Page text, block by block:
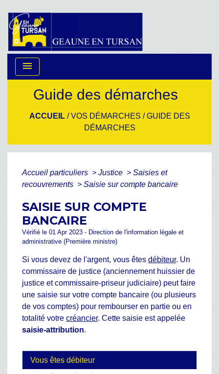
menu
Guide des démarches
ACCUEIL/VOS DÉMARCHES /GUIDE DES
DÉMARCHES
Accueil particuliers > Justice > Saisies et
recouvrements > Saisie sur compte bancaire
SAISIE SUR COMPTE
BANCAIRE
Vérifié le 01 Apr 2023 - Direction de l'information légale et
administrative (Première ministre)
Si vous devez de l'argent, vous êtes débiteur. Un
commissaire de justice (anciennement huissier de
justice et commissaire-priseur judiciaire) peut faire
une saisie sur votre compte bancaire (ou plusieurs
de vos comptes) pour rembourser en partie ou en
totalité votre créancier. Cette saisie est appelée
saisie-attribution.
Vous êtes débiteur